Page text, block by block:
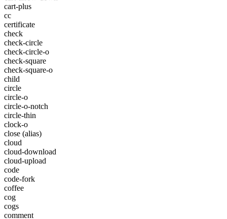
cart-plus
cc
certificate
check
check-circle
check-circle-o
check-square
check-square-o
child
circle
circle-o
circle-o-notch
circle-thin
clock-o
close (alias)
cloud
cloud-download
cloud-upload
code
code-fork
coffee
cog
cogs
comment